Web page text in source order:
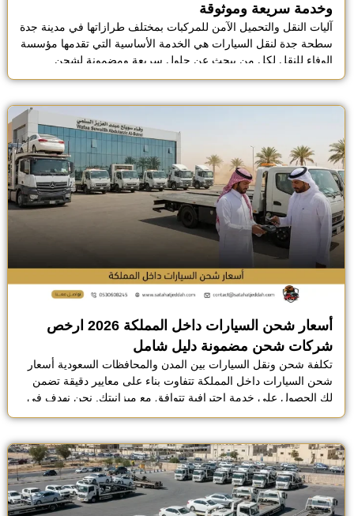
وخدمة سريعة وموثوقة
آليات النقل والتحميل الآمن للمركبات بمختلف طرازاتها في مدينة جدة
سطحة جدة لنقل السيارات هي الخدمة الأساسية التي تقدمها مؤسسة
الوفاء للنقل لكل من يبحث عن حلول سريعة ومضمونة لشحن
مركبته، نحن نوفر أسطول سطحات متكامل يعمل على مدار الساعة
المملكة بكل سهولة. […]
أسعار شحن السيارات داخل المملكة 2026 ارخص
شركات شحن مضمونة دليل شامل
تكلفة شحن ونقل السيارات بين المدن والمحافظات السعودية أسعار
شحن السيارات داخل المملكة تتفاوت بناء على معايير دقيقة تضمن
لك الحصول على خدمة احترافية تتوافق مع ميزانيتك. نحن نهدف في
مؤسسة الوفاء إلى تقديم معادلة تجمع بين السعر العادل والحماية
المختلفة، نوفر لك خيارات شحن مرنة […]